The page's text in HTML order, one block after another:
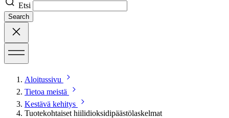
Etsi
Search
Aloitussivu
Tietoa meistä
Kestävä kehitys
Tuotekohtaiset hiilidioksidipäästölaskelmat